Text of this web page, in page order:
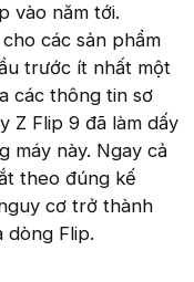
vào năm tới.
các sản phẩm
trước ít nhất một
các thông tin sơ
Z Flip 9 đã làm dấy
máy này. Ngay cả
theo đúng kế
cơ trở thành
dòng Flip.